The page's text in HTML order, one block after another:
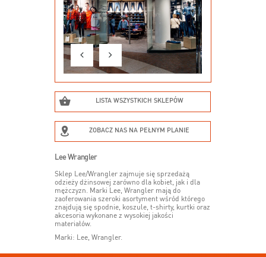
LISTA WSZYSTKICH SKLEPÓW
ZOBACZ NAS NA PEŁNYM PLANIE
Lee Wrangler
Sklep Lee/Wrangler zajmuje się sprzedażą
odzieży dżinsowej zarówno dla kobiet, jak i dla
mężczyzn. Marki Lee, Wrangler mają do
zaoferowania szeroki asortyment wśród którego
znajdują się spodnie, koszule, t-shirty, kurtki oraz
akcesoria wykonane z wysokiej jakości
materiałów.
Marki: Lee, Wrangler.